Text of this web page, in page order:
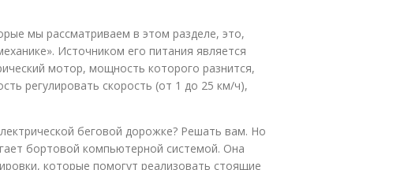
мы рассматриваем в этом разделе, это,
Источником его питания является
мотор, мощность которого разнится,
регулировать скорость (от 1 до 25 км/ч),
беговой дорожке? Решать вам. Но
бортовой компьютерной системой. Она
которые помогут реализовать стоящие